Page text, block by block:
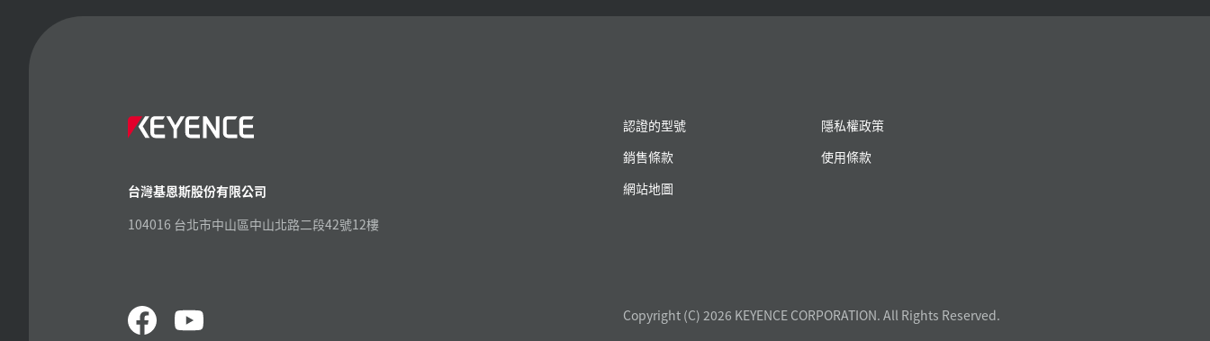
台灣基恩斯股份有限公司
104016 台北市中山區中山北路二段42號12樓
認證的型號
隱私權政策
銷售條款
使用條款
網站地圖
Copyright (C) 2026 KEYENCE CORPORATION. All Rights Reserved.